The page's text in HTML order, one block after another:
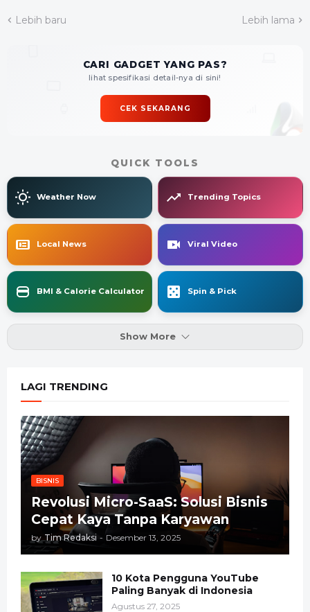
Lebih baru Lebih lama
CARI GADGET YANG PAS?
lihat spesifikasi detail-nya di sini!
CEK SEKARANG
QUICK TOOLS
Weather Now Trending Topics
Local News Viral Video
BMI & Calorie Calculator Spin & Pick
Show More
LAGI TRENDING
BISNIS
Revolusi Micro-SaaS: Solusi Bisnis
Cepat Kaya Tanpa Karyawan
by Tim Redaksi - Desember 13, 2025
10 Kota Pengguna YouTube
Paling Banyak di Indonesia
Agustus 27, 2025